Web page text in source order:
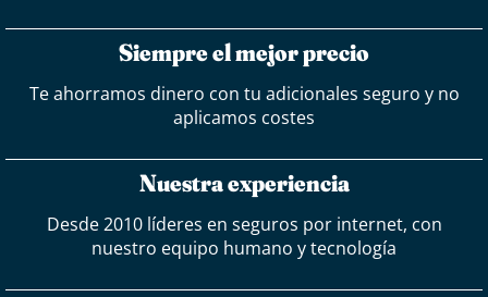
Siempre el mejor precio
Te ahorramos dinero con tu adicionales seguro y no
aplicamos costes
Nuestra experiencia
Desde 2010 líderes en seguros por internet, con
nuestro equipo humano y tecnología